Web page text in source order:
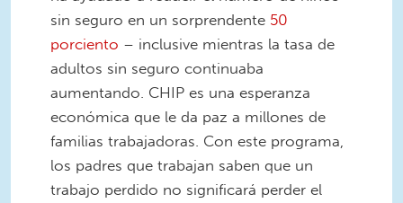
sin seguro en un sorprendente 50
porciento – inclusive mientras la tasa de
adultos sin seguro continuaba
aumentando. CHIP es una esperanza
económica que le da paz a millones de
familias trabajadoras. Con este programa,
los padres que trabajan saben que un
trabajo perdido no significará perder el